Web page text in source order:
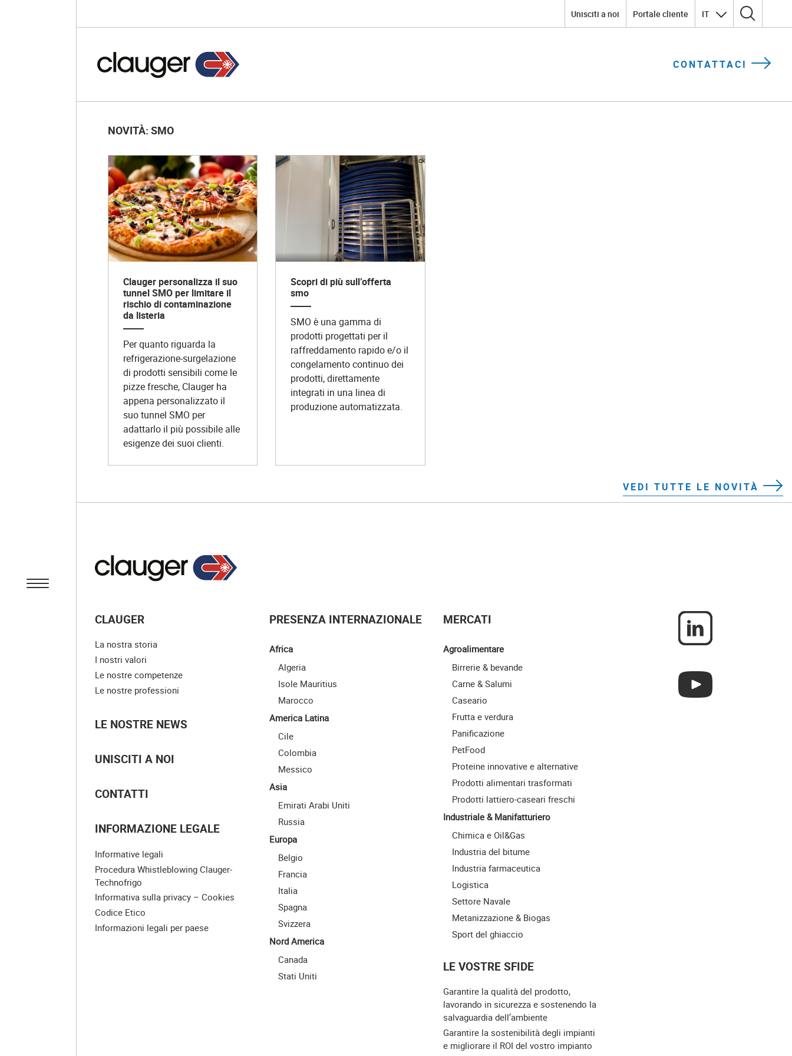
Unisciti a noi Portale cliente IT Ricerca per:
CONTATTACI
NOVITÀ: SMO
Clauger personalizza il suo
tunnel SMO per limitare il
rischio di contaminazione
da listeria
Per quanto riguarda la
refrigerazione-surgelazione
di prodotti sensibili come le
pizze fresche, Clauger ha
appena personalizzato il
suo tunnel SMO per
adattarlo il più possibile alle
esigenze dei suoi clienti.
Scopri di più sull’offerta
smo
SMO è una gamma di
prodotti progettati per il
raffreddamento rapido e/o il
congelamento continuo dei
prodotti, direttamente
integrati in una linea di
produzione automatizzata.
VEDI TUTTE LE NOVITÀ
CLAUGER
La nostra storia
I nostri valori
Le nostre competenze
Le nostre professioni
LE NOSTRE NEWS
UNISCITI A NOI
CONTATTI
INFORMAZIONE LEGALE
Informative legali
Procedura Whistleblowing Clauger-
Technofrigo
Informativa sulla privacy – Cookies
Codice Etico
Informazioni legali per paese
PRESENZA INTERNAZIONALE
Africa
Algeria
Isole Mauritius
Marocco
America Latina
Cile
Colombia
Messico
Asia
Emirati Arabi Uniti
Russia
Europa
Belgio
Francia
Italia
Spagna
Svizzera
Nord America
Canada
Stati Uniti
MERCATI
Agroalimentare
Birrerie & bevande
Carne & Salumi
Caseario
Frutta e verdura
Panificazione
PetFood
Proteine innovative e alternative
Prodotti alimentari trasformati
Prodotti lattiero-caseari freschi
Industriale & Manifatturiero
Chimica e Oil&Gas
Industria del bitume
Industria farmaceutica
Logistica
Settore Navale
Metanizzazione & Biogas
Sport del ghiaccio
LE VOSTRE SFIDE
Garantire la qualità del prodotto,
lavorando in sicurezza e sostenendo la
salvaguardia dell’ambiente
Garantire la sostenibilità degli impianti
e migliorare il ROI del vostro impianto